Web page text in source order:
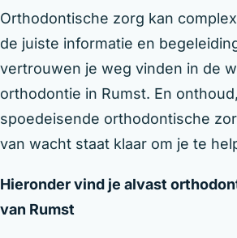
Orthodontische zorg kan
de juiste informatie en
vertrouwen je weg vinden in de
orthodontie in Rumst. En
spoedeisende orthodontische
van wacht staat klaar om je te
Hieronder vind je alvast
van Rumst